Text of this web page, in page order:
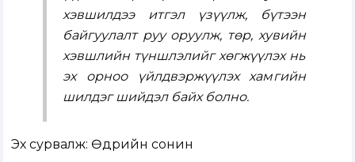
хэвшилдээ итгэл үзүүлж, бүтээн
байгуулалт руу оруулж, төр, хувийн
хэвшлийн түншлэлийг хөгжүүлэх нь
эх орноо үйлдвэржүүлэх хамгийн
шилдэг шийдэл байх болно.
Эх сурвалж: Өдрийн сонин